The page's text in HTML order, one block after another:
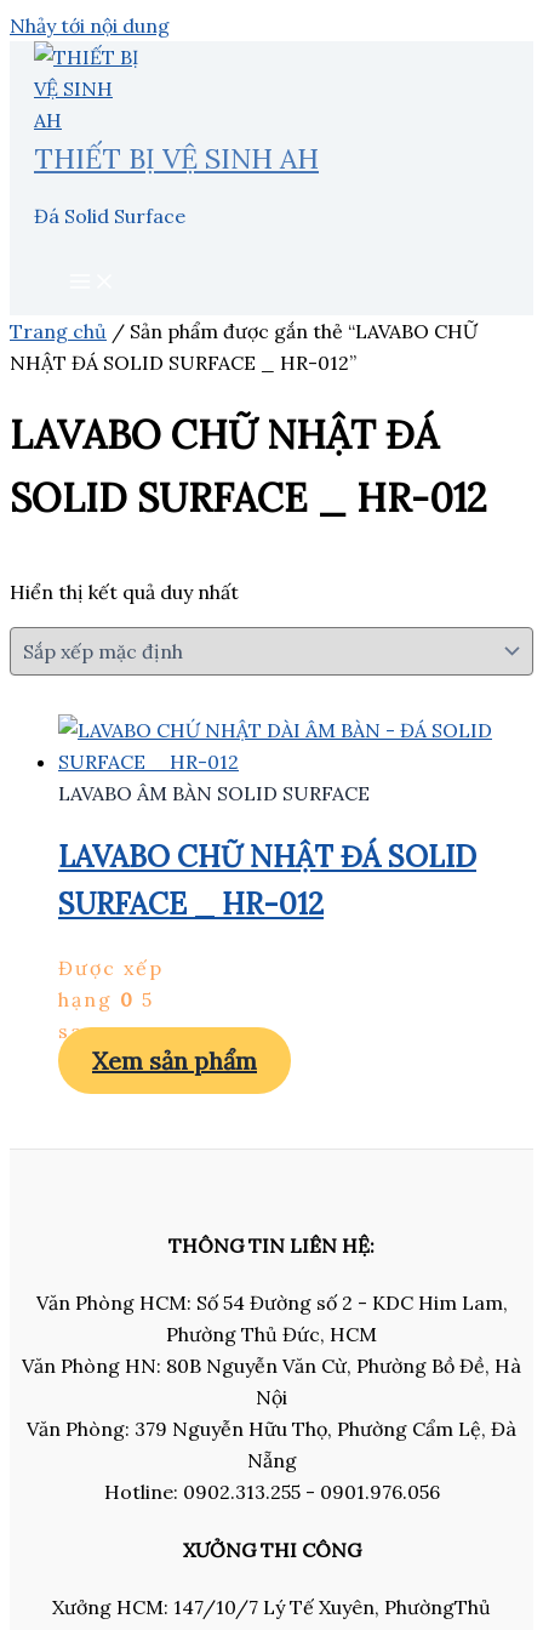
Nhảy tới nội dung
THIẾT BỊ VỆ SINH AH
Đá Solid Surface
Trang chủ / Sản phẩm được gắn thẻ “LAVABO CHỮ
NHẬT ĐÁ SOLID SURFACE _ HR-012”
LAVABO CHỮ NHẬT ĐÁ
SOLID SURFACE _ HR-012
Hiển thị kết quả duy nhất
LAVABO ÂM BÀN SOLID SURFACE
LAVABO CHỮ NHẬT ĐÁ SOLID
SURFACE _ HR-012
Được xếp
hạng 0 5
sao
Xem sản phẩm
THÔNG TIN LIÊN HỆ:
Văn Phòng HCM: Số 54 Đường số 2 - KDC Him Lam,
Phường Thủ Đức, HCM
Văn Phòng HN: 80B Nguyễn Văn Cừ, Phường Bồ Đề, Hà
Nội
Văn Phòng: 379 Nguyễn Hữu Thọ, Phường Cẩm Lệ, Đà
Nẵng
Hotline: 0902.313.255 - 0901.976.056
XƯỞNG THI CÔNG
Xưởng HCM: 147/10/7 Lý Tế Xuyên, PhườngThủ